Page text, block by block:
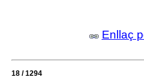
Enllaç
18 / 1294